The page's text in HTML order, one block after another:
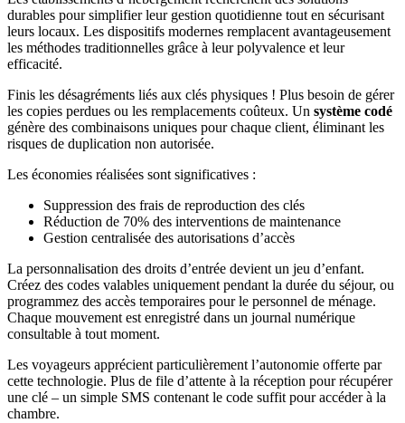
durables pour simplifier leur gestion quotidienne tout en sécurisant
leurs locaux. Les dispositifs modernes remplacent avantageusement
les méthodes traditionnelles grâce à leur polyvalence et leur
efficacité.
Finis les désagréments liés aux clés physiques ! Plus besoin de gérer
les copies perdues ou les remplacements coûteux. Un système codé
génère des combinaisons uniques pour chaque client, éliminant les
risques de duplication non autorisée.
Les économies réalisées sont significatives :
Suppression des frais de reproduction des clés
Réduction de 70% des interventions de maintenance
Gestion centralisée des autorisations d’accès
La personnalisation des droits d’entrée devient un jeu d’enfant.
Créez des codes valables uniquement pendant la durée du séjour, ou
programmez des accès temporaires pour le personnel de ménage.
Chaque mouvement est enregistré dans un journal numérique
consultable à tout moment.
Les voyageurs apprécient particulièrement l’autonomie offerte par
cette technologie. Plus de file d’attente à la réception pour récupérer
une clé – un simple SMS contenant le code suffit pour accéder à la
chambre.